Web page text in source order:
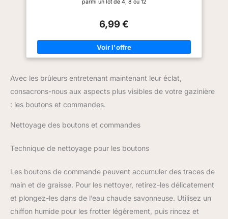
parmi un lot de 4, 8 ou 12
6,99 €
Avec les brûleurs entretenant maintenant leur éclat,
consacrons-nous aux aspects plus visibles de votre gazinière
: les boutons et commandes.
Nettoyage des boutons et commandes
Technique de nettoyage pour les boutons
Les boutons de commande peuvent accumuler des traces de
main et de graisse. Pour les nettoyer, retirez-les délicatement
et plongez-les dans de l’eau chaude savonneuse. Utilisez un
chiffon humide pour les frotter légèrement, puis rincez et